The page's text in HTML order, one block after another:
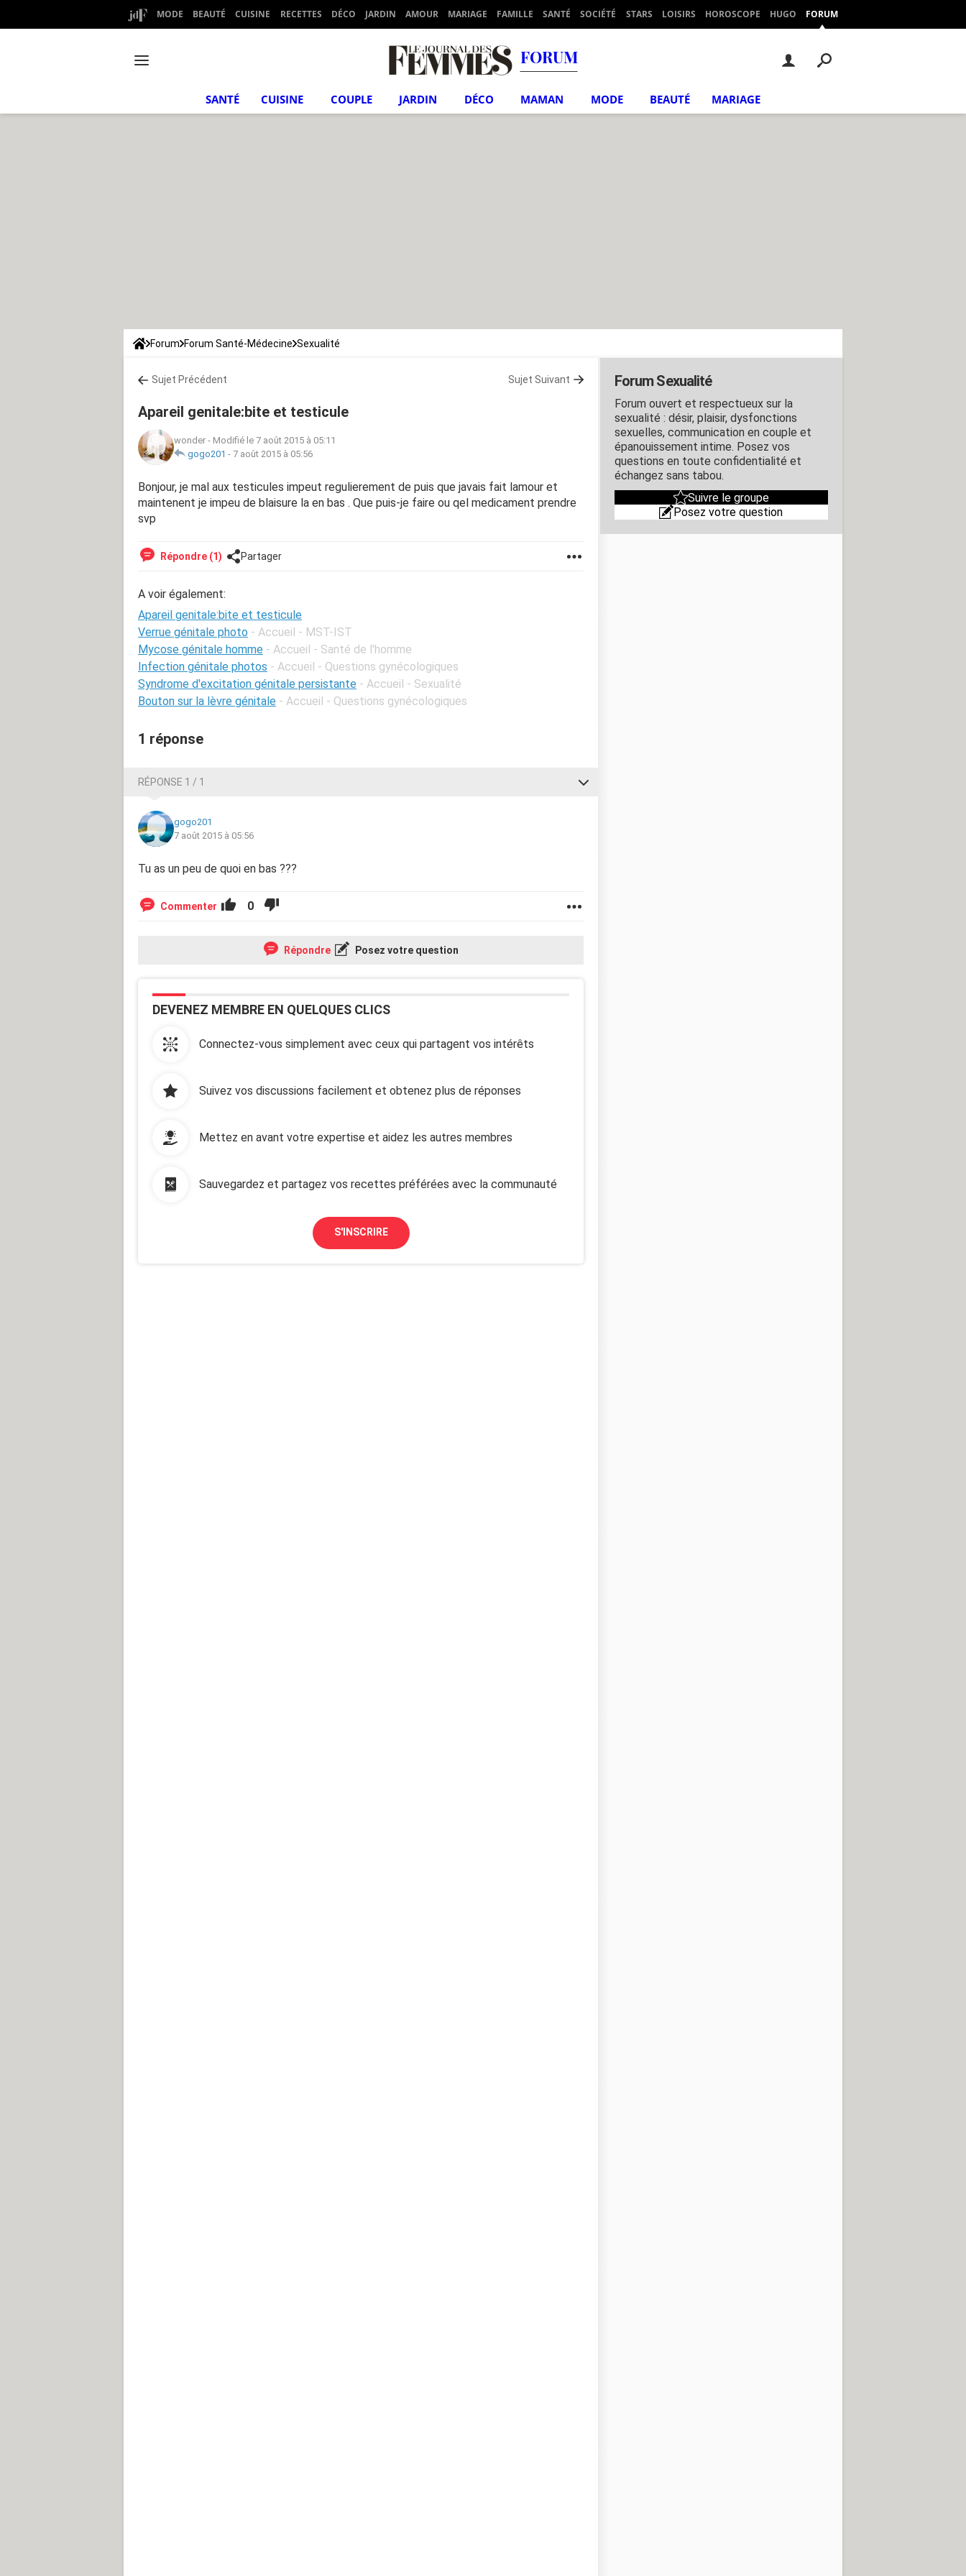
MODE BEAUTÉ CUISINE RECETTES DÉCO JARDIN AMOUR MARIAGE FAMILLE SANTÉ SOCIÉTÉ STARS LOISIRS HOROSCOPE HUGO FORUM
FORUM
SANTÉ CUISINE COUPLE JARDIN DÉCO MAMAN MODE BEAUTÉ MARIAGE
Forum Forum Santé-Médecine Sexualité
Sujet Précédent Sujet Suivant
Apareil genitale:bite et testicule
wonder - Modifié le 7 août 2015 à 05:11
gogo201 - 7 août 2015 à 05:56
Bonjour, je mal aux testicules impeut regulierement de puis que javais fait lamour et
maintenent je impeu de blaisure la en bas . Que puis-je faire ou qel medicament prendre
svp
Répondre (1) Partager
A voir également:
Apareil genitale:bite et testicule
Verrue génitale photo - Accueil - MST-IST
Mycose génitale homme - Accueil - Santé de l'homme
Infection génitale photos - Accueil - Questions gynécologiques
Syndrome d'excitation génitale persistante - Accueil - Sexualité
Bouton sur la lèvre génitale - Accueil - Questions gynécologiques
1 réponse
RÉPONSE 1 / 1
gogo201
7 août 2015 à 05:56
Tu as un peu de quoi en bas ???
Commenter 0
Répondre Posez votre question
DEVENEZ MEMBRE EN QUELQUES CLICS
Connectez-vous simplement avec ceux qui partagent vos intérêts
Suivez vos discussions facilement et obtenez plus de réponses
Mettez en avant votre expertise et aidez les autres membres
Sauvegardez et partagez vos recettes préférées avec la communauté
S'INSCRIRE
Forum Sexualité
Forum ouvert et respectueux sur la
sexualité : désir, plaisir, dysfonctions
sexuelles, communication en couple et
épanouissement intime. Posez vos
questions en toute confidentialité et
échangez sans tabou.
Suivre le groupe
Posez votre question